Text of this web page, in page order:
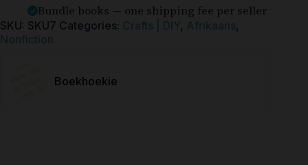
Bundle books — one shipping fee per seller
SKU: SKU7 Categories: Crafts | DIY, Afrikaans,
Nonfiction
Boekhoekie